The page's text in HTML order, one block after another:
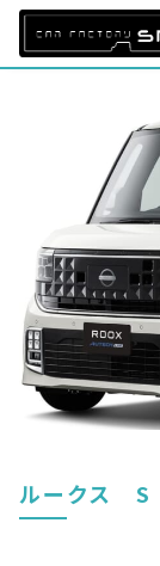
ルークス S